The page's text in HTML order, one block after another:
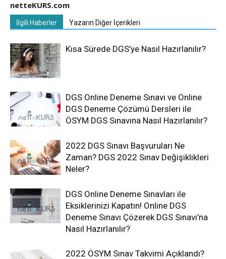
netteKURS.com
İlgili Haberler Yazarın Diğer İçerikleri
Kısa Sürede DGS’ye Nasıl Hazırlanılır?
DGS Online Deneme Sınavı ve Online
DGS Deneme Çözümü Dersleri ile
ÖSYM DGS Sınavına Nasıl Hazırlanılır?
2022 DGS Sınavı Başvuruları Ne
Zaman? DGS 2022 Sınav Değişiklikleri
Neler?
DGS Online Deneme Sınavları ile
Eksiklerinizi Kapatın! Online DGS
Deneme Sınavı Çözerek DGS Sınavı’na
Nasıl Hazırlanılır?
2022 ÖSYM Sınav Takvimi Açıklandı?